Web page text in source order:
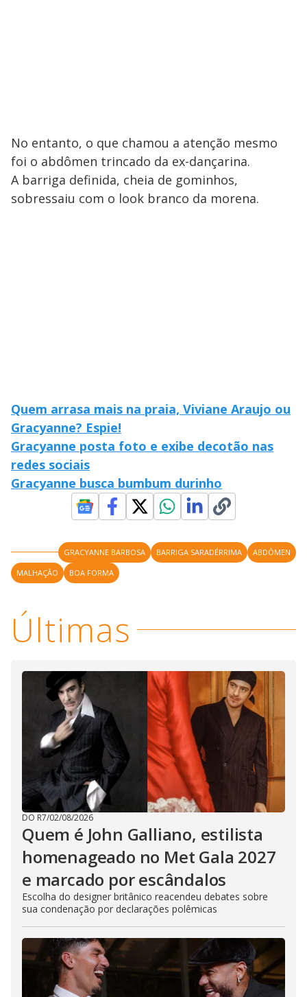
No entanto, o que chamou a atenção mesmo
foi o abdômen trincado da ex-dançarina.
A barriga definida, cheia de gominhos,
sobressaiu com o look branco da morena.
Quem arrasa mais na praia, Viviane Araujo ou
Gracyanne? Espie!
Gracyanne posta foto e exibe decotão nas
redes sociais
Gracyanne busca bumbum durinho
GRACYANNE BARBOSA BARRIGA SARADÉRRIMA
ABDÔMEN
MALHAÇÃO
BOA FORMA
Últimas
DO R7/02/08/2026
Quem é John Galliano, estilista
homenageado no Met Gala 2027
e marcado por escândalos
Escolha do designer britânico reacendeu debates sobre
sua condenação por declarações polêmicas